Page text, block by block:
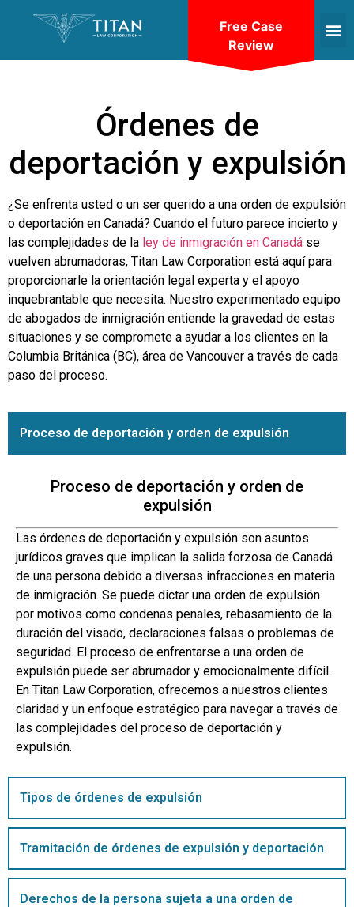
Órdenes de
deportación y expulsión
¿Se enfrenta usted o un ser querido a una orden de expulsión
o deportación en Canadá? Cuando el futuro parece incierto y
las complejidades de la ley de inmigración en Canadá se
vuelven abrumadoras, Titan Law Corporation está aquí para
proporcionarle la orientación legal experta y el apoyo
inquebrantable que necesita. Nuestro experimentado equipo
de abogados de inmigración entiende la gravedad de estas
situaciones y se compromete a ayudar a los clientes en la
Columbia Británica (BC), área de Vancouver a través de cada
paso del proceso.
Proceso de deportación y orden de expulsión
Proceso de deportación y orden de
expulsión
Las órdenes de deportación y expulsión son asuntos
jurídicos graves que implican la salida forzosa de Canadá
de una persona debido a diversas infracciones en materia
de inmigración. Se puede dictar una orden de expulsión
por motivos como condenas penales, rebasamiento de la
duración del visado, declaraciones falsas o problemas de
seguridad. El proceso de enfrentarse a una orden de
expulsión puede ser abrumador y emocionalmente difícil.
En Titan Law Corporation, ofrecemos a nuestros clientes
claridad y un enfoque estratégico para navegar a través de
las complejidades del proceso de deportación y
expulsión.
Tipos de órdenes de expulsión
Tramitación de órdenes de expulsión y deportación
Derechos de la persona sujeta a una orden de
Free Case
Review